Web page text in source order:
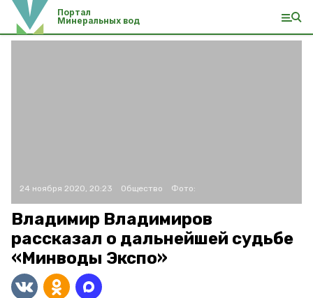
Портал
Минеральных вод
24 ноября 2020, 20:23 Общество Фото:
Владимир Владимиров
рассказал о дальнейшей судьбе
«Минводы Экспо»